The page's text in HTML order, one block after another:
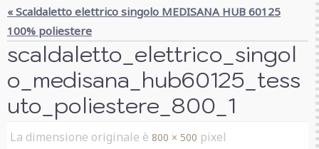
« Scaldaletto elettrico singolo MEDISANA HUB 60125
100% poliestere
scaldaletto_elettrico_singol
o_medisana_hub60125_tess
uto_poliestere_800_1
La dimensione originale è 800 × 500 pixel